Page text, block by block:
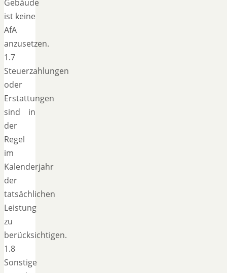
Gebäude
ist keine
AfA
anzusetzen.
1.7
Steuerzahlungen
oder
Erstattungen
sind in
der
Regel
im
Kalenderjahr
der
tatsächlichen
Leistung
zu
berücksichtigen.
1.8
Sonstige